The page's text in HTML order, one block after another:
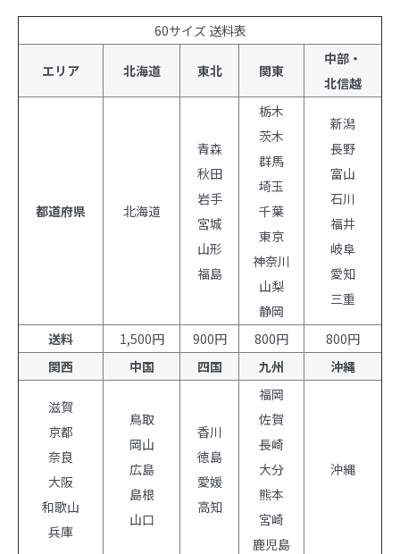
60サイズ 送料表
エリア 北海道 東北 関東
中部・
北信越
都道府県 北海道
青森
秋田
岩手
宮城
山形
福島
栃木
茨木
群馬
埼玉
千葉
東京
神奈川
山梨
静岡
新潟
長野
富山
石川
福井
岐阜
愛知
三重
送料 1,500円 900円 800円
800円
関西
中国 四国 九州 沖縄
滋賀
京都
奈良
大阪
和歌山
兵庫
鳥取
岡山
広島
島根
山口
香川
徳島
愛媛
高知
福岡
佐賀
長崎
大分
熊本
宮崎
鹿児島
沖縄